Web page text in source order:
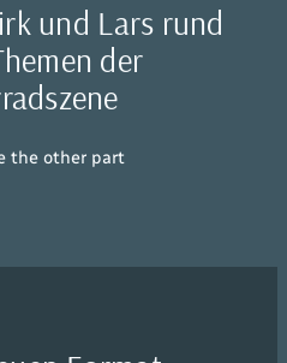
und Lars rund
der
the other part